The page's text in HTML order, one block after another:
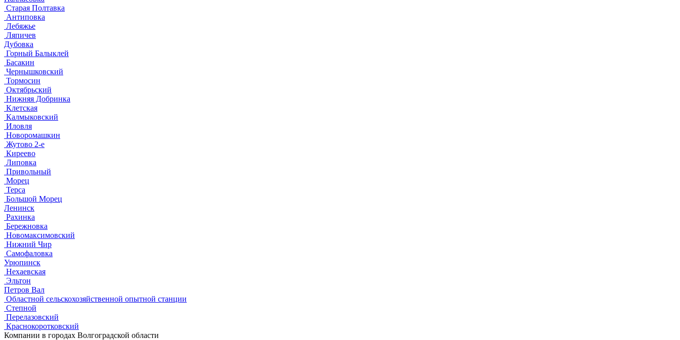
Старая Полтавка
Антиповка
Лебяжье
Ляпичев
Дубовка
Горный Балыклей
Басакин
Чернышковский
Тормосин
Октябрьский
Нижняя Добринка
Клетская
Калмыковский
Иловля
Новоромашкин
Жутово 2-е
Киреево
Липовка
Привольный
Морец
Терса
Большой Морец
Ленинск
Рахинка
Бережновка
Новомаксимовский
Нижний Чир
Самофаловка
Урюпинск
Нехаевская
Эльтон
Петров Вал
Областной сельскохозяйственной опытной станции
Степной
Перелазовский
Краснокоротковский
Компании в городах Волгоградской области